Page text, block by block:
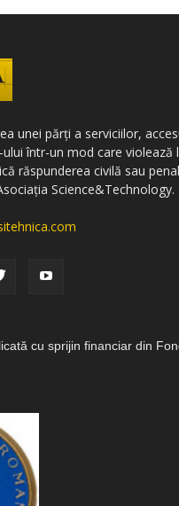
unei părți a serviciilor,
într-un mod care violează
răspunderea civilă sau
Science&Technology.
cu sprijin financiar din